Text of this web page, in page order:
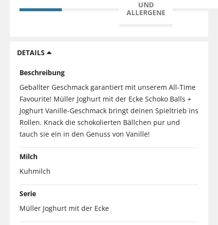
UND
ALLERGENE
DETAILS
Beschreibung
Geballter Geschmack garantiert mit unserem All-Time
Favourite! Müller Joghurt mit der Ecke Schoko Balls +
Joghurt Vanille-Geschmack bringt deinen Spieltrieb ins
Rollen. Knack die schokolierten Bällchen pur und
tauch sie ein in den Genuss von Vanille!
Milch
Kuhmilch
Serie
Müller Joghurt mit der Ecke